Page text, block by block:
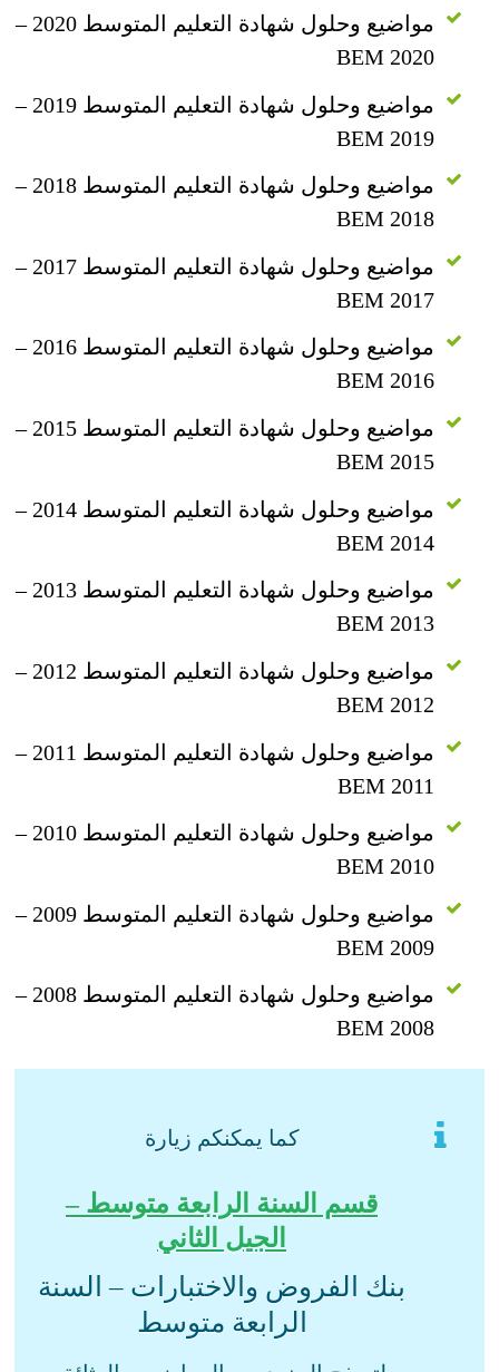
مواضيع وحلول شهادة التعليم المتوسط 2020 –
BEM 2020
مواضيع وحلول شهادة التعليم المتوسط 2019 –
BEM 2019
مواضيع وحلول شهادة التعليم المتوسط 2018 –
BEM 2018
مواضيع وحلول شهادة التعليم المتوسط 2017 –
BEM 2017
مواضيع وحلول شهادة التعليم المتوسط 2016 –
BEM 2016
مواضيع وحلول شهادة التعليم المتوسط 2015 –
BEM 2015
مواضيع وحلول شهادة التعليم المتوسط 2014 –
BEM 2014
مواضيع وحلول شهادة التعليم المتوسط 2013 –
BEM 2013
مواضيع وحلول شهادة التعليم المتوسط 2012 –
BEM 2012
مواضيع وحلول شهادة التعليم المتوسط 2011 –
BEM 2011
مواضيع وحلول شهادة التعليم المتوسط 2010 –
BEM 2010
مواضيع وحلول شهادة التعليم المتوسط 2009 –
BEM 2009
مواضيع وحلول شهادة التعليم المتوسط 2008 –
BEM 2008
كما يمكنكم زيارة
قسم السنة الرابعة متوسط –
الجيل الثاني
بنك الفروض والاختبارات – السنة
الرابعة متوسط